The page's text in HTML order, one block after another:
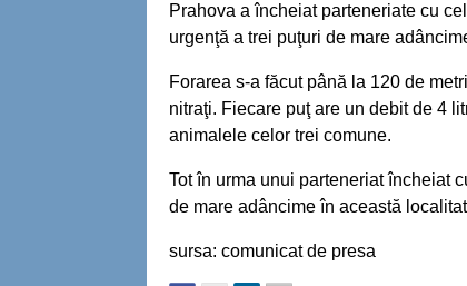
Prahova a încheiat parteneriate cu
urgenţă a trei puţuri de mare
Forarea s-a făcut până la 120 de
nitraţi. Fiecare puţ are un debit de 4
animalele celor trei comune.
Tot în urma unui parteneriat încheiat
de mare adâncime în această
sursa: comunicat de presa